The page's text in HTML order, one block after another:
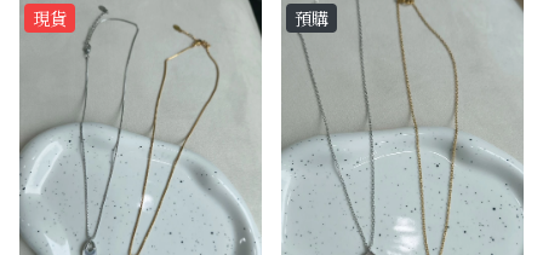
現貨 預購